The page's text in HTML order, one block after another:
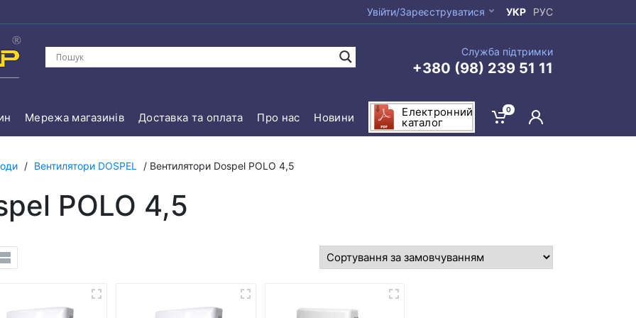
Увійти/Зареєструватися УКР РУС
Служба підтримки
+380 (98) 239 51 11
Мережа магазинів Доставка та оплата Про нас Новини Електронний
каталог
0
/ Вентилятори DOSPEL / Вентилятори Dospel POLO 4,5
POLO 4,5